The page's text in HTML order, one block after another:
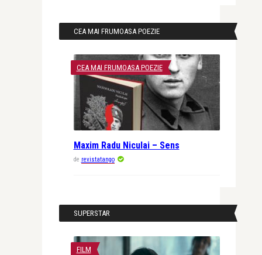
CEA MAI FRUMOASA POEZIE
CEA MAI FRUMOASA POEZIE
Maxim Radu Niculai – Sens
de revistatango
SUPERSTAR
FILM